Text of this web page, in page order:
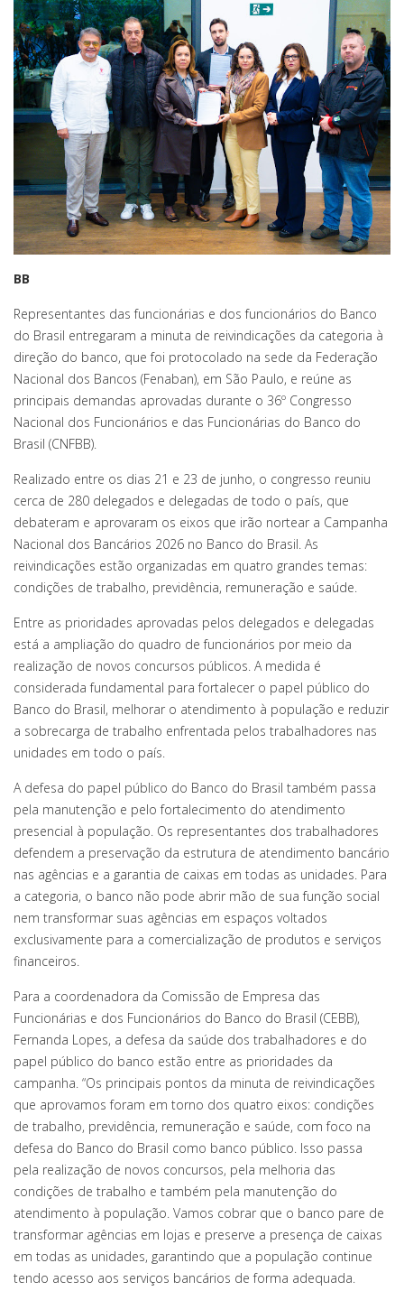
BB
Representantes das funcionárias e dos funcionários do Banco
do Brasil entregaram a minuta de reivindicações da categoria à
direção do banco, que foi protocolado na sede da Federação
Nacional dos Bancos (Fenaban), em São Paulo, e reúne as
principais demandas aprovadas durante o 36º Congresso
Nacional dos Funcionários e das Funcionárias do Banco do
Brasil (CNFBB).
Realizado entre os dias 21 e 23 de junho, o congresso reuniu
cerca de 280 delegados e delegadas de todo o país, que
debateram e aprovaram os eixos que irão nortear a Campanha
Nacional dos Bancários 2026 no Banco do Brasil. As
reivindicações estão organizadas em quatro grandes temas:
condições de trabalho, previdência, remuneração e saúde.
Entre as prioridades aprovadas pelos delegados e delegadas
está a ampliação do quadro de funcionários por meio da
realização de novos concursos públicos. A medida é
considerada fundamental para fortalecer o papel público do
Banco do Brasil, melhorar o atendimento à população e reduzir
a sobrecarga de trabalho enfrentada pelos trabalhadores nas
unidades em todo o país.
A defesa do papel público do Banco do Brasil também passa
pela manutenção e pelo fortalecimento do atendimento
presencial à população. Os representantes dos trabalhadores
defendem a preservação da estrutura de atendimento bancário
nas agências e a garantia de caixas em todas as unidades. Para
a categoria, o banco não pode abrir mão de sua função social
nem transformar suas agências em espaços voltados
exclusivamente para a comercialização de produtos e serviços
financeiros.
Para a coordenadora da Comissão de Empresa das
Funcionárias e dos Funcionários do Banco do Brasil (CEBB),
Fernanda Lopes, a defesa da saúde dos trabalhadores e do
papel público do banco estão entre as prioridades da
campanha. “Os principais pontos da minuta de reivindicações
que aprovamos foram em torno dos quatro eixos: condições
de trabalho, previdência, remuneração e saúde, com foco na
defesa do Banco do Brasil como banco público. Isso passa
pela realização de novos concursos, pela melhoria das
condições de trabalho e também pela manutenção do
atendimento à população. Vamos cobrar que o banco pare de
transformar agências em lojas e preserve a presença de caixas
em todas as unidades, garantindo que a população continue
tendo acesso aos serviços bancários de forma adequada.